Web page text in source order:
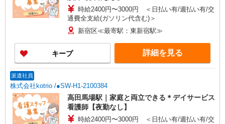
時給2400円〜3000円 ＜日払い有/週払い有/交
通費全支給(ガソリン代含む)＞
新宿区≪最寄駅：東新宿駅≫
キープ 詳細を見る
派遣社員
株式会社kotrio /●SW-H1-2100384
高田馬場駅｜家庭と両立できる＊デイサービス
看護師【夜勤なし】
時給2400円〜3000円 ＜日払い有/週払い有/交